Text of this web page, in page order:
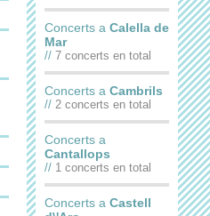
Concerts a Calella de
Mar
//7 concerts en total
Concerts a Cambrils
//2 concerts en total
Concerts a
Cantallops
//1 concerts en total
Concerts a Castell